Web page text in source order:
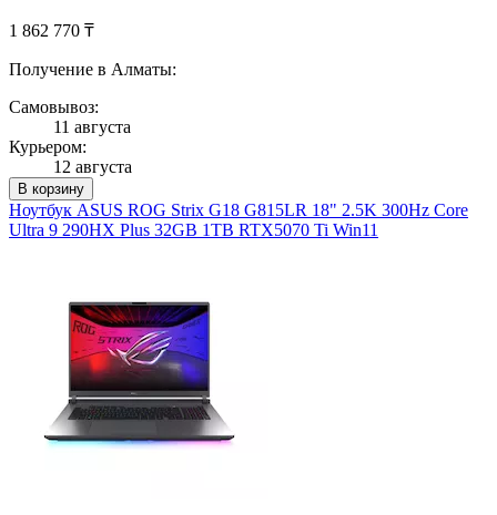
1 862 770 ₸
Получение в Алматы:
Самовывоз:
11 августа
Курьером:
12 августа
В корзину
Ноутбук ASUS ROG Strix G18 G815LR 18" 2.5K 300Hz Core
Ultra 9 290HX Plus 32GB 1TB RTX5070 Ti Win11